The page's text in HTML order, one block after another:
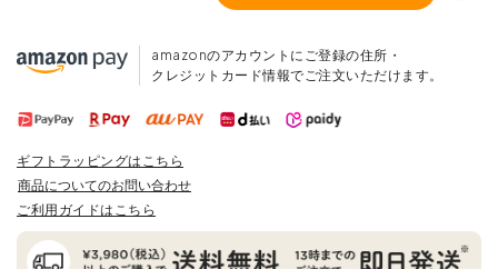
amazonのアカウントにご登録の住所・
クレジットカード情報でご注文いただけます。
ギフトラッピングはこちら
商品についてのお問い合わせ
ご利用ガイドはこちら